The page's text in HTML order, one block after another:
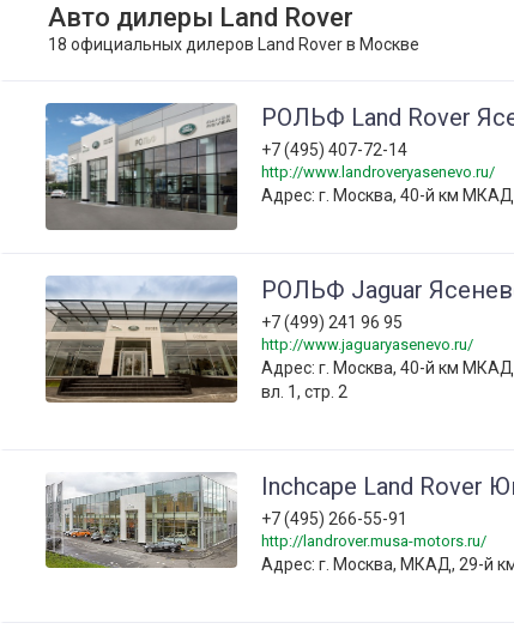
Авто дилеры Land Rover
18 официальных дилеров Land Rover в Москве
РОЛЬФ Land Rover
+7 (495) 407-72-14
http://www.landroveryasenevo.ru/
Адрес: г. Москва, 40-й км МКАД
РОЛЬФ Jaguar
+7 (499) 241 96 95
http://www.jaguaryasenevo.ru/
Адрес: г. Москва, 40-й км
вл. 1, стр. 2
Inchcape Land Rover
+7 (495) 266-55-91
http://landrover.musa-motors.ru/
Адрес: г. Москва, МКАД, 29-й